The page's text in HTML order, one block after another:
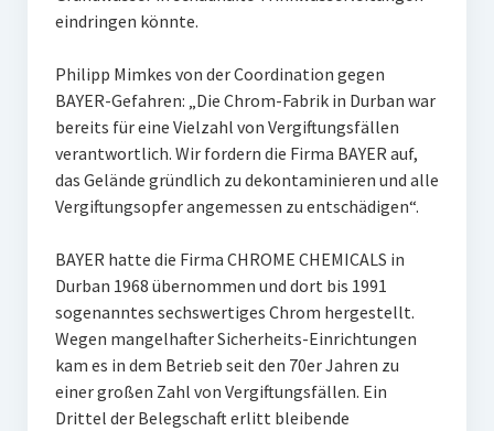
eindringen könnte.
Philipp Mimkes von der Coordination gegen
BAYER-Gefahren: „Die Chrom-Fabrik in Durban war
bereits für eine Vielzahl von Vergiftungsfällen
verantwortlich. Wir fordern die Firma BAYER auf,
das Gelände gründlich zu dekontaminieren und alle
Vergiftungsopfer angemessen zu entschädigen“.
BAYER hatte die Firma CHROME CHEMICALS in
Durban 1968 übernommen und dort bis 1991
sogenanntes sechswertiges Chrom hergestellt.
Wegen mangelhafter Sicherheits-Einrichtungen
kam es in dem Betrieb seit den 70er Jahren zu
einer großen Zahl von Vergiftungsfällen. Ein
Drittel der Belegschaft erlitt bleibende